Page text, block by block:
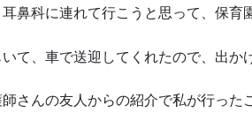
鼻科に連れて行こうと思って、保育
て、車で送迎してくれたので、出か
師さんの友人からの紹介で私が行った